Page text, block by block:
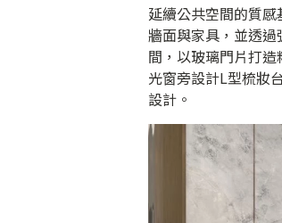
延續公共空間的質
牆面與家具，並透
間，以玻璃門片打
光窗旁設計L型梳妝
設計。